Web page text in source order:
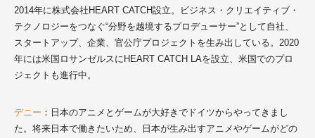
2014年に株式会社HEART CATCH設立。ビジネス・クリエイティブ・
テクノロジーをつなぐ“分野を越境するプロデューサー”として自社、
スタートアップ、企業、官公庁プロジェクトを生み出している。2020
年には米国ロサンゼルスにHEART CATCH LAを設立、米国でのプロ
ジェクトも進行中。
デニー ：日本のアニメとゲームが大好きでドイツからやってきまし
た。将来日本で働きたいため、日本が生み出すアニメやゲームがどの